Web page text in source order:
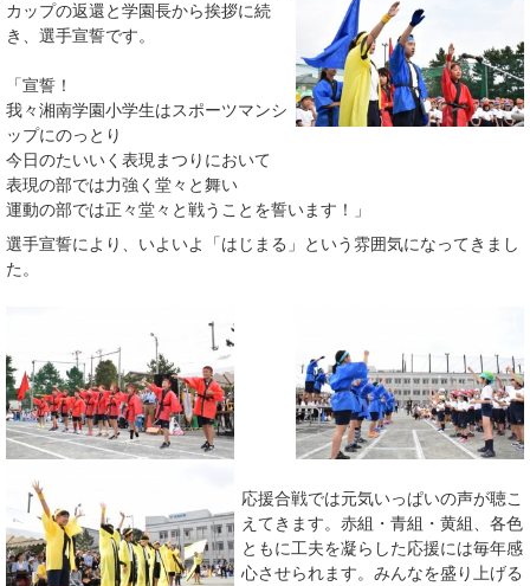
カップの返還と学園長から挨拶に続
き、選手宣誓です。
「宣誓！
我々湘南学園小学生はスポーツマンシ
ップにのっとり
今日のたいいく表現まつりにおいて
表現の部では力強く堂々と舞い
運動の部では正々堂々と戦うことを誓います！」
選手宣誓により、いよいよ「はじまる」という雰囲気になってきまし
た。
応援合戦では元気いっぱいの声が聴こ
えてきます。赤組・青組・黄組、各色
ともに工夫を凝らした応援には毎年感
心させられます。みんなを盛り上げる